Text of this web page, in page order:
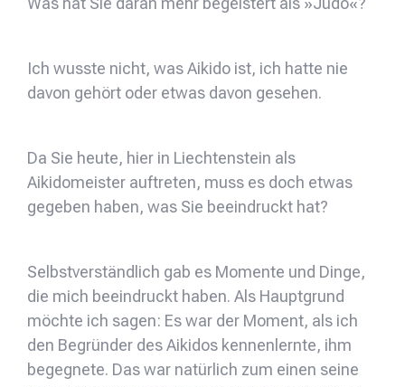
Ich wusste nicht, was Aikido ist, ich hatte nie
davon gehört oder etwas davon gesehen.
Da Sie heute, hier in Liechtenstein als
Aikidomeister auftreten, muss es doch etwas
gegeben haben, was Sie beeindruckt hat?
Selbstverständlich gab es Momente und Dinge,
die mich beeindruckt haben. Als Hauptgrund
möchte ich sagen: Es war der Moment, als ich
den Begründer des Aikidos kennenlernte, ihm
begegnete. Das war natürlich zum einen seine